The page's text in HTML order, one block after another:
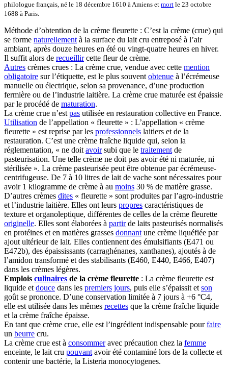
philologue français, né le 18 décembre 1610 à Amiens et mort le 23 octobre
1688 à Paris.
Méthode d’obtention de la crème fleurette : C’est la crème (crue) qui
se forme naturellement à la surface du lait cru entreposé à l’air
ambiant, après douze heures en été ou vingt-quatre heures en hiver.
Il suffit alors de recueillircette fleur de crème.
Autres crèmes crues : La crème crue, vendue avec cette mention
obligatoire sur l’étiquette, est le plus souvent obtenue à l’écrémeuse
manuelle ou électrique, selon sa provenance, d’une production
fermière ou de l’industrie laitière. La crème crue maturée est épaissie
par le procédé de maturation.
La crème crue n’est pas utilisée en restauration collective en France.
Utilisation de l’appellation « fleurette » : L’appellation « crème
fleurette » est reprise par les professionnels laitiers et de la
restauration. C’est une crème fraîche liquide qui, selon la
réglementation, « ne doit avoirsubi que le traitement de
pasteurisation. Une telle crème ne doit pas avoir été ni maturée, ni
stérilisée ». La crème pasteurisée peut être obtenue par écrémeuse-
centrifugeuse. De 7 à 10 litres de lait de vache sont nécessaires pour
avoir 1 kilogramme de crème à au moins 30 % de matière grasse.
D’autres crèmes dites « fleurette » sont produites par l’agro-industrie
et l’industrie laitière. Elles ont leurs propres caractéristiques de
texture et organoleptique, différentes de celles de la crème fleurette
originelle. Elles sont élaborées à partirde laits pasteurisés normalisés
en protéines et en matières grasses donnant une crème liquéfiée par
ajout ultérieur de lait. Elles contiennent des émulsifiants (E471 ou
E472b), des épaississants (carraghénanes, xanthanes), ajoutés à de
l’amidon transformé et des stabilisants (E460, E440, E466, E407)
dans les crèmes légères.
Emplois culinaires de la crème fleurette : La crème fleurette est
liquide et douce dans les premiers jours, puis elle s’épaissit et son
goût se prononce. D’une conservation limitée à 7 jours à +6 °C4,
elle est utilisée dans les mêmes recettes que la crème fraîche liquide
et la crème fraîche épaisse.
En tant que crème crue, elle est l’ingrédient indispensable pourfaire
un beurre cru.
La crème crue est à consommeravec précaution chez la femme
enceinte, le lait cru pouvant avoir été contaminé lors de la collecte et
contenir une bactérie, la Listeria monocytogenes.